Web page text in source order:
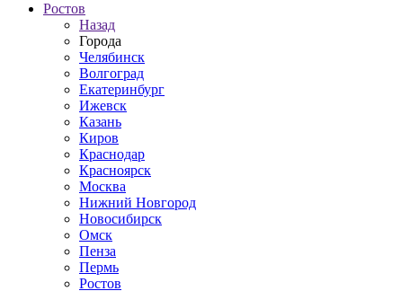
Ростов
Назад
Города
Челябинск
Волгоград
Екатеринбург
Ижевск
Казань
Киров
Краснодар
Красноярск
Москва
Нижний Новгород
Новосибирск
Омск
Пенза
Пермь
Ростов